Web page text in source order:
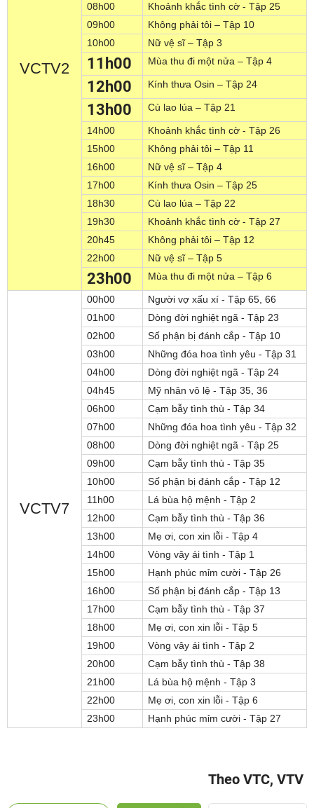
VCTV2
08h00
Khoảnh khắc tình cờ - Tập 25
09h00
Không phải tôi – Tập 10
10h00
Nữ vệ sĩ – Tập 3
11h00 Mùa thu đi một nửa – Tập 4
12h00 Kính thưa Osin – Tập 24
13h00 Cù lao lúa – Tập 21
14h00
Khoảnh khắc tình cờ - Tập 26
15h00
Không phải tôi – Tập 11
16h00
Nữ vệ sĩ – Tập 4
17h00
Kính thưa Osin – Tập 25
18h30
Cù lao lúa – Tập 22
19h30
Khoảnh khắc tình cờ - Tập 27
20h45
Không phải tôi – Tập 12
22h00
Nữ vệ sĩ – Tập 5
23h00 Mùa thu đi một nửa – Tập 6
VCTV7
00h00
Người vợ xấu xí - Tập 65, 66
01h00
Dòng đời nghiệt ngã - Tập 23
02h00
Số phận bị đánh cắp - Tập 10
03h00
Những đóa hoa tình yêu - Tập 31
04h00
Dòng đời nghiệt ngã - Tập 24
04h45
Mỹ nhân vô lệ - Tập 35, 36
06h00
Cạm bẫy tình thù - Tập 34
07h00
Những đóa hoa tình yêu - Tập 32
08h00
Dòng đời nghiệt ngã - Tập 25
09h00
Cạm bẫy tình thù - Tập 35
10h00
Số phận bị đánh cắp - Tập 12
11h00
Lá bùa hộ mệnh - Tập 2
12h00
Cạm bẫy tình thù - Tập 36
13h00
Mẹ ơi, con xin lỗi - Tập 4
14h00
Vòng vây ái tình - Tập 1
15h00
Hạnh phúc mỉm cười - Tập 26
16h00
Số phận bị đánh cắp - Tập 13
17h00
Cạm bẫy tình thù - Tập 37
18h00
Mẹ ơi, con xin lỗi - Tập 5
19h00
Vòng vây ái tình - Tập 2
20h00
Cạm bẫy tình thù - Tập 38
21h00
Lá bùa hộ mệnh - Tập 3
22h00
Mẹ ơi, con xin lỗi - Tập 6
23h00
Hạnh phúc mỉm cười - Tập 27
Theo VTC, VTV